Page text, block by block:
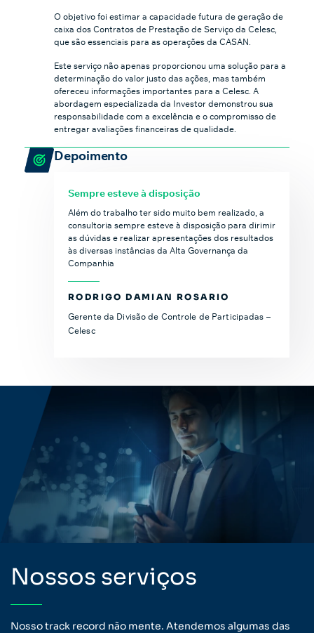
O objetivo foi estimar a capacidade futura de geração de
caixa dos Contratos de Prestação de Serviço da Celesc,
que são essenciais para as operações da CASAN.
Este serviço não apenas proporcionou uma solução para a
determinação do valor justo das ações, mas também
ofereceu informações importantes para a Celesc. A
abordagem especializada da Investor demonstrou sua
responsabilidade com a excelência e o compromisso de
entregar avaliações financeiras de qualidade.
Depoimento
Sempre esteve à disposição
Além do trabalho ter sido muito bem realizado, a
consultoria sempre esteve à disposição para dirimir
as dúvidas e realizar apresentações dos resultados
às diversas instâncias da Alta Governança da
Companhia
RODRIGO DAMIAN ROSARIO
Gerente da Divisão de Controle de Participadas –
Celesc
Nossos serviços
Nosso track record não mente. Atendemos algumas das